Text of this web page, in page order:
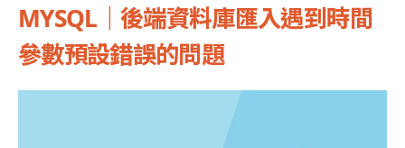
MYSQL｜後端資料庫匯入遇到時間
參數預設錯誤的問題